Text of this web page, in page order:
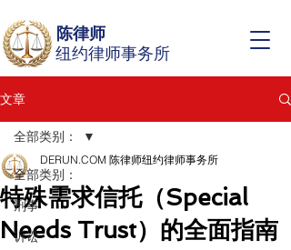
纽约律师事务所
陈律师
文章
全部类别：
刑事
诉讼
全部类别：
特殊需求信托（Special
Needs Trust）的全面指南
DERUN.COM 陈律师纽约律师事务所